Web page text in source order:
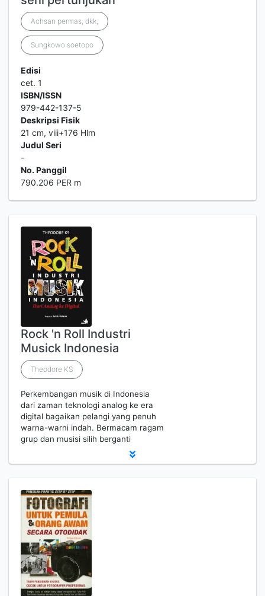
Achsan permas, dkk,
Sungkowo soetopo
Edisi
cet. 1
ISBN/ISSN
979-442-137-5
Deskripsi Fisik
21 cm, viii+176 Hlm
Judul Seri
-
No. Panggil
790.206 PER m
Rock 'n Roll Industri
Musick Indonesia
Theodore KS
Perkembangan musik di Indonesia
dari zaman teknologi analog ke era
digital bagaikan pelangi yang penuh
warna-warni indah. Bermacam ragam
grup dan musisi silih berganti